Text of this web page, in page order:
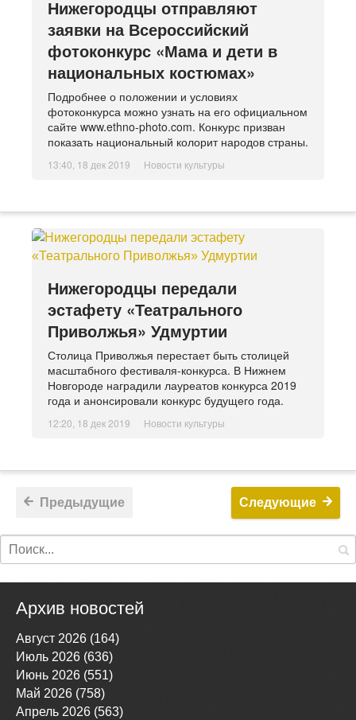
Нижегородцы отправляют
заявки на Всероссийский
фотоконкурс «Мама и дети в
национальных костюмах»
Подробнее о положении и условиях
фотоконкурса можно узнать на его официальном
сайте www.ethno-photo.com. Конкурс призван
показать национальный колорит народов страны.
13:40, 18 дек 2019 Новости культуры
Нижегородцы передали
эстафету «Театрального
Приволжья» Удмуртии
Столица Приволжья перестает быть столицей
масштабного фестиваля-конкурса. В Нижнем
Новгороде наградили лауреатов конкурса 2019
года и анонсировали конкурс будущего года.
12:20, 18 дек 2019 Новости культуры
Предыдущие Следующие
Архив новостей
Август 2026 (164)
Июль 2026 (636)
Июнь 2026 (551)
Май 2026 (758)
Апрель 2026 (563)